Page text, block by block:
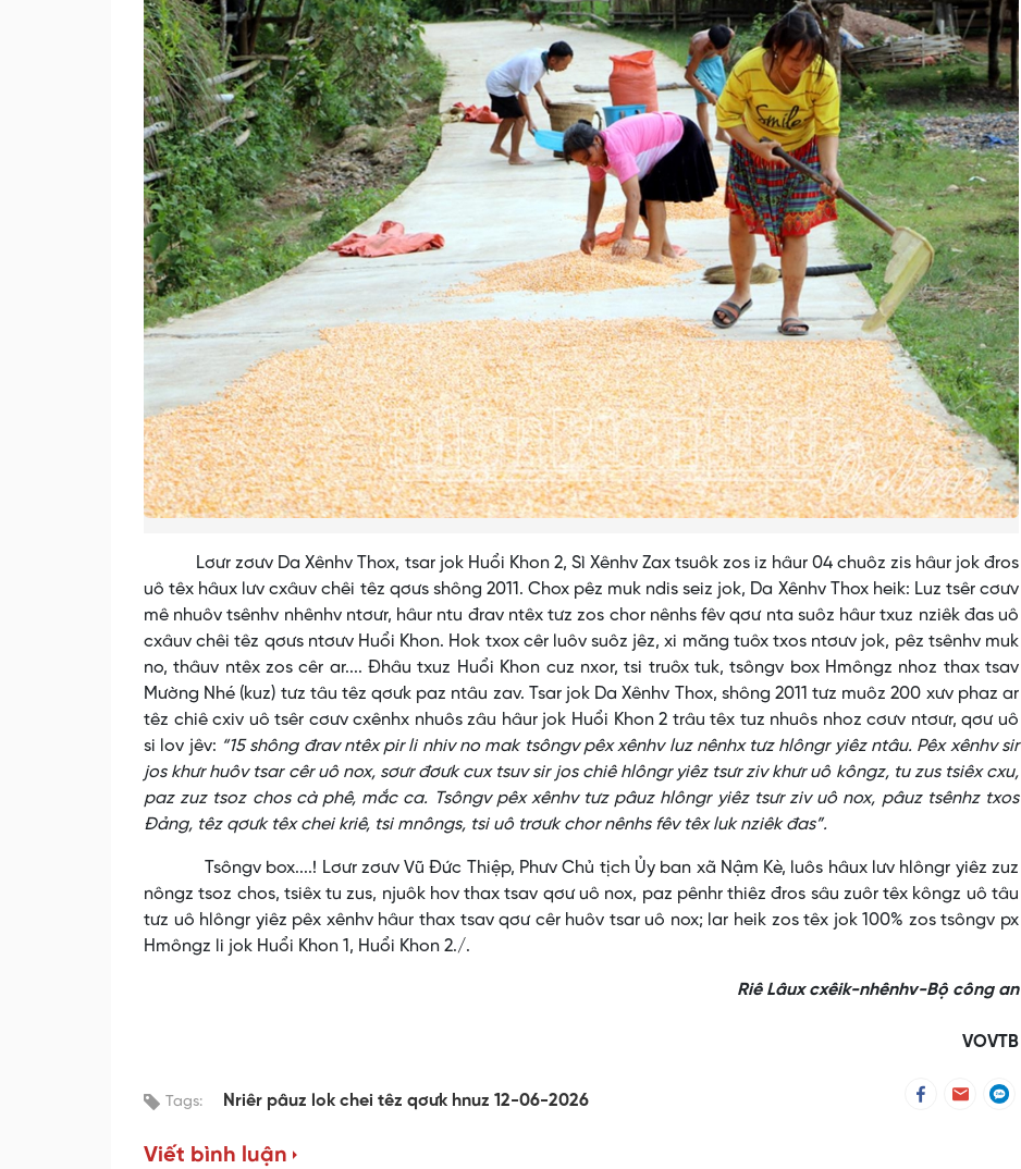
Lơưr zơưv Da Xênhv Thox, tsar jok Huổi Khon 2, Sì Xênhv Zax tsuôk zos iz hâur 04 chuôz zis hâur jok đros
uô têx hâux lưv cxâuv chêi têz qơưs shông 2011. Chox pêz muk ndis seiz jok, Da Xênhv Thox heik: Luz tsêr cơưv
mê nhuôv tsênhv nhênhv ntơưr, hâur ntu đrav ntêx tưz zos chor nênhs fêv qơư nta suôz hâur txuz nziêk đas uô
cxâuv chêi têz qơưs ntơưv Huổi Khon. Hok txox cêr luôv suôz jêz, xi măng tuôx txos ntơưv jok, pêz tsênhv muk
no, thâuv ntêx zos cêr ar.... Đhâu txuz Huổi Khon cuz nxor, tsi truôx tuk, tsôngv box Hmôngz nhoz thax tsav
Mường Nhé (kuz) tưz tâu têz qơưk paz ntâu zav. Tsar jok Da Xênhv Thox, shông 2011 tưz muôz 200 xưv phaz ar
têz chiê cxiv uô tsêr cơưv cxênhx nhuôs zâu hâur jok Huổi Khon 2 trâu têx tuz nhuôs nhoz cơưv ntơưr, qơư uô
si lov jêv: “15 shông đrav ntêx pir li nhiv no mak tsôngv pêx xênhv luz nênhx tưz hlôngr yiêz ntâu. Pêx xênhv sir
jos khưr huôv tsar cêr uô nox, sơưr đơưk cux tsuv sir jos chiê hlôngr yiêz tsưr ziv khưr uô kôngz, tu zus tsiêx cxu,
paz zuz tsoz chos cà phê, mắc ca. Tsôngv pêx xênhv tưz pâuz hlôngr yiêz tsưr ziv uô nox, pâuz tsênhz txos
Đảng, têz qơưk têx chei kriê, tsi mnôngs, tsi uô trơưk chor nênhs fêv têx luk nziêk đas”.
Tsôngv box....! Lơưr zơưv Vũ Đức Thiệp, Phưv Chủ tịch Ủy ban xã Nậm Kè, luôs hâux lưv hlôngr yiêz zuz
nôngz tsoz chos, tsiêx tu zus, njuôk hov thax tsav qơư uô nox, paz pênhr thiêz đros sâu zuôr têx kôngz uô tâu
tưz uô hlôngr yiêz pêx xênhv hâur thax tsav qơư cêr huôv tsar uô nox; lar heik zos têx jok 100% zos tsôngv px
Hmôngz li jok Huổi Khon 1, Huổi Khon 2./.
Riê Lâux cxêik-nhênhv-Bộ công an
VOVTB
Tags: Nriêr pâuz lok chei têz qơưk hnuz 12-06-2026
Viết bình luận